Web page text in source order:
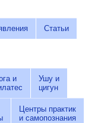
Статьи
и
Ушу и
цигун
Центры практик
и самопознания